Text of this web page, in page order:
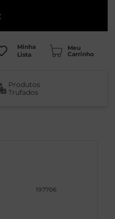
Minha
Lista
Produtos
Trufados
197706